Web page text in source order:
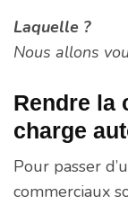
Laquelle ?
Nous allons
Rendre la
charge
Pour passer
commerciaux